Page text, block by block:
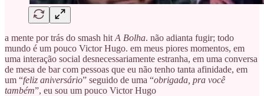
a mente por trás do smash hit A Bolha. não adianta fugir; todo
mundo é um pouco Victor Hugo. em meus piores momentos, em
uma interação social desnecessariamente estranha, em uma conversa
de mesa de bar com pessoas que eu não tenho tanta afinidade, em
um “feliz aniversário” seguido de uma “obrigada, pra você
também”, eu sou um pouco Victor Hugo